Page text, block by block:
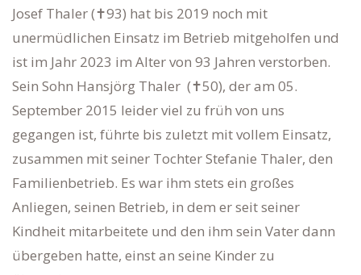
Josef Thaler (✝93) hat bis 2019 noch mit
unermüdlichen Einsatz im Betrieb mitgeholfen und
ist im Jahr 2023 im Alter von 93 Jahren verstorben.
Sein Sohn Hansjörg Thaler (✝50), der am 05.
September 2015 leider viel zu früh von uns
gegangen ist, führte bis zuletzt mit vollem Einsatz,
zusammen mit seiner Tochter Stefanie Thaler, den
Familienbetrieb. Es war ihm stets ein großes
Anliegen, seinen Betrieb, in dem er seit seiner
Kindheit mitarbeitete und den ihm sein Vater dann
übergeben hatte, einst an seine Kinder zu